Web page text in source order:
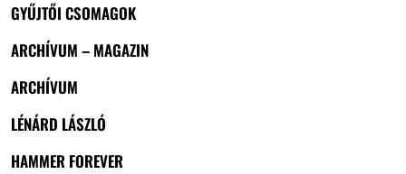
GYŰJTŐI CSOMAGOK
ARCHÍVUM – MAGAZIN
ARCHÍVUM
LÉNÁRD LÁSZLÓ
HAMMER FOREVER